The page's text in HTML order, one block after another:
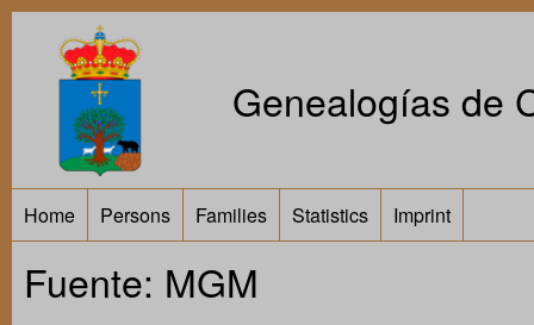
Genealogías de
Home Persons Families Statistics Imprint
Fuente: MGM